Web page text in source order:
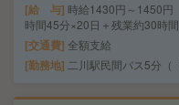
給 与 時給1430円～1450
時間45分×20日＋残業約30時
交通費 全額支給
勤務地 二川駅民間バス5分（